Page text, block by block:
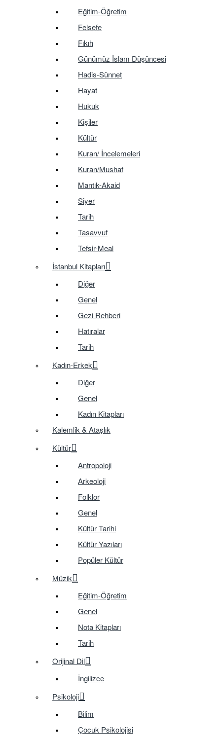
Eğitim-Öğretim
Felsefe
Fıkıh
Günümüz İslam Düşüncesi
Hadis-Sünnet
Hayat
Hukuk
Kişiler
Kültür
Kuran/ İncelemeleri
Kuran/Mushaf
Mantık-Akaid
Siyer
Tarih
Tasavvuf
Tefsir-Meal
İstanbul Kitapları
Diğer
Genel
Gezi Rehberi
Hatıralar
Tarih
Kadın-Erkek
Diğer
Genel
Kadın Kitapları
Kalemlik & Ataşlık
Kültür
Antropoloji
Arkeoloji
Folklor
Genel
Kültür Tarihi
Kültür Yazıları
Popüler Kültür
Müzik
Eğitim-Öğretim
Genel
Nota Kitapları
Tarih
Orijinal Dil
İngilizce
Psikoloji
Bilim
Çocuk Psikolojisi